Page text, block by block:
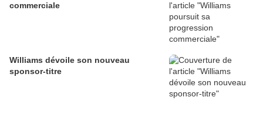
commerciale
Williams dévoile son nouveau
sponsor-titre